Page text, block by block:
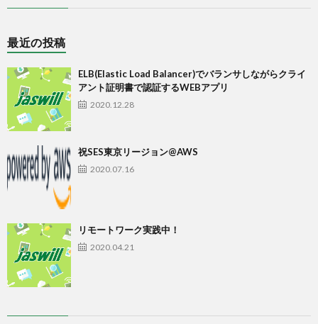
最近の投稿
ELB(Elastic Load Balancer)でバランサしながらクライ
アント証明書で認証するWEBアプリ
2020.12.28
祝SES東京リージョン@AWS
2020.07.16
リモートワーク実践中！
2020.04.21